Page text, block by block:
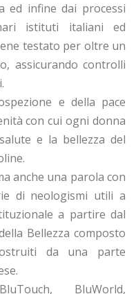
ed infine dai processi
istituti italiani ed
testato per oltre un
assicurando controlli
e della pace
con cui ogni donna
e la bellezza del
anche una parola con
di neologismi utili a
a partire dal
Bellezza composto
da una parte
BluWorld,